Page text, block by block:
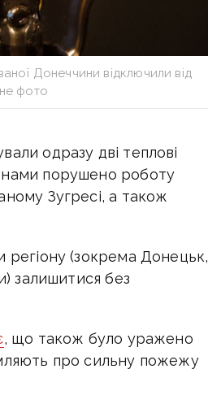
Донеччини відключили від
фото
одразу дві теплові
порушено роботу
Зугресі, а також
регіону (зокрема Донецьк,
залишитися без
, що також було уражено
про сильну пожежу